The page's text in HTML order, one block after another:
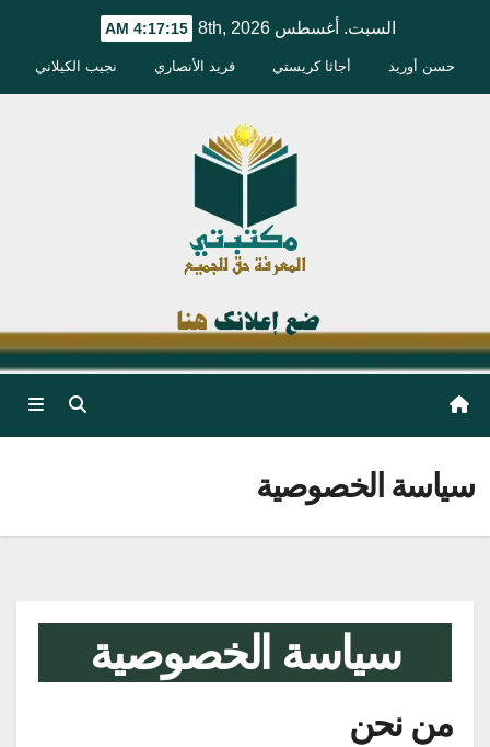
السبت. أغسطس 8th, 2026 4:17:15 AM
حسن أوريد أجاثا كريستي فريد الأنصاري نجيب الكيلاني
سياسة الخصوصية
سياسة الخصوصية
من نحن